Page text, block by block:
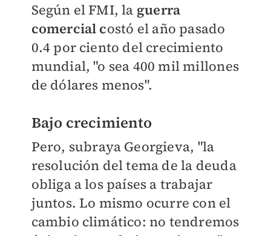
Según el FMI, la guerra
comercial costó el año pasado
0.4 por ciento del crecimiento
mundial, "o sea 400 mil millones
de dólares menos".
Bajo crecimiento
Pero, subraya Georgieva, "la
resolución del tema de la deuda
obliga a los países a trabajar
juntos. Lo mismo ocurre con el
cambio climático: no tendremos